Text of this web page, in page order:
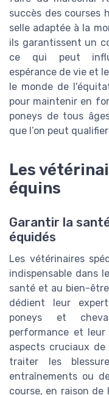
succès des courses
selle adaptée à la
ils garantissent un
ce qui peut
espérance de vie et
le monde de
pour maintenir en
poneys de tous
que l’on peut
Les
équins
Garantir la
équidés
Les vétérinaires
indispensable dans
santé et au bien-
dédient leur
poneys et
performance et leur
aspects cruciaux
traiter les
entraînements ou
course, en raison